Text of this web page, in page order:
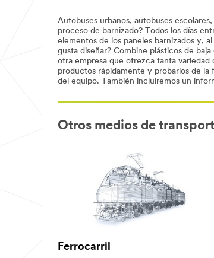
Autobuses urbanos, autobuses
proceso de barnizado? Todos los días
elementos de los paneles barnizados y,
gusta diseñar? Combine plásticos de
otra empresa que ofrezca tanta variedad
productos rápidamente y probarlos de
del equipo. También incluiremos un
Otros medios de
Ferrocarril